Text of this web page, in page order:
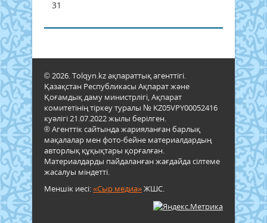
31
© 2026. Tolqyn.kz ақпараттық агенттігі.
Қазақстан Республикасы Ақпарат және
Қоғамдық даму министрлігі, Ақпарат
комитетінің тіркеу туралы № KZ05VPY00052416
куәлігі 21.07.2022 жылы берілген.
® Агенттік сайтында жарияланған барлық
мақалалар мен фото-бейне материалдардың
авторлық құқықтары қорғалған.
Материалдарды пайдаланған жағдайда сілтеме
жасалуы міндетті.
Меншік иесі:«Сыр медиа»ЖШС.